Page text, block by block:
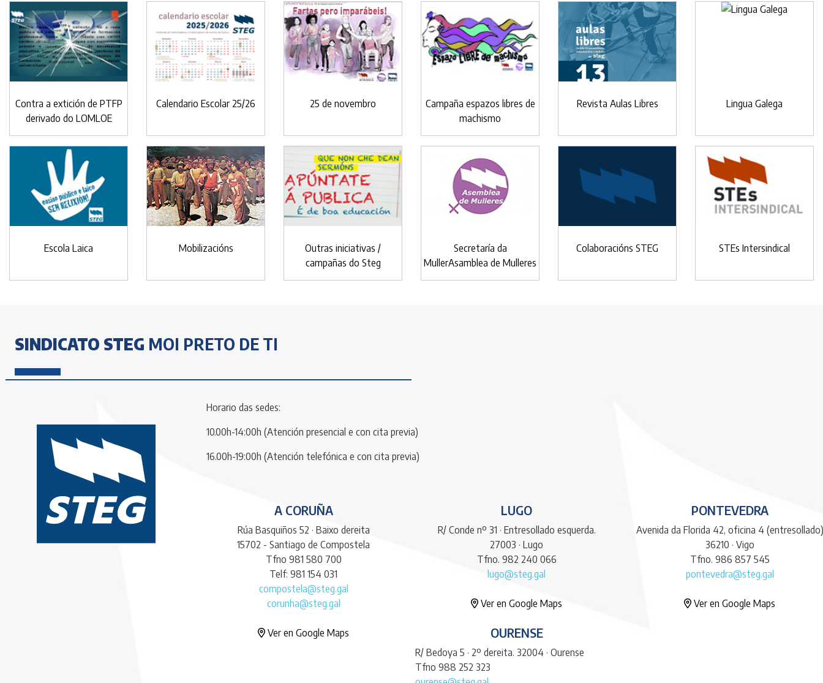
Contra a extición de PTFP
derivado do LOMLOE
Calendario Escolar 25/26 25 de novembro
Campaña espazos libres de
machismo
Revista Aulas Libres Lingua Galega
Escola Laica Mobilizacións
Outras iniciativas /
campañas do Steg
Secretaría da
MullerAsamblea de Mulleres
Colaboracións STEG STEs Intersindical
SINDICATO STEG MOI PRETO DE TI
Horario das sedes:
10.00h-14:00h (Atención presencial e con cita previa)
16.00h-19:00h (Atención telefónica e con cita previa)
A CORUÑA
Rúa Basquiños 52 · Baixo dereita
15702 - Santiago de Compostela
Tfno 981 580 700
Telf: 981 154 031
compostela@steg.gal
corunha@steg.gal
Ver en Google Maps
LUGO
R/ Conde nº 31 · Entresollado esquerda.
27003 · Lugo
Tfno. 982 240 066
lugo@steg.gal
Ver en Google Maps
OURENSE
R/ Bedoya 5 · 2º dereita. 32004 · Ourense
Tfno 988 252 323
PONTEVEDRA
Avenida da Florida 42, oficina 4 (entresollado)
36210 · Vigo
Tfno. 986 857 545
pontevedra@steg.gal
Ver en Google Maps